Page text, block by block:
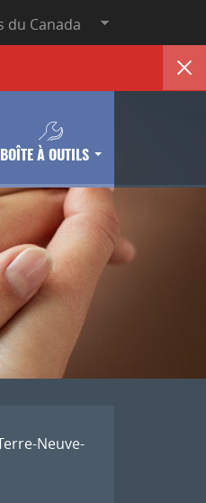
du Canada
BOÎTE À OUTILS
Neuve-